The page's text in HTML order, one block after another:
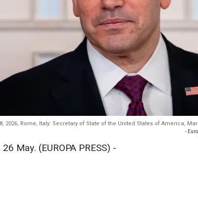
2026, Rome, Italy: Secretary of State of the United States of America,
-
May. (EUROPA PRESS) -